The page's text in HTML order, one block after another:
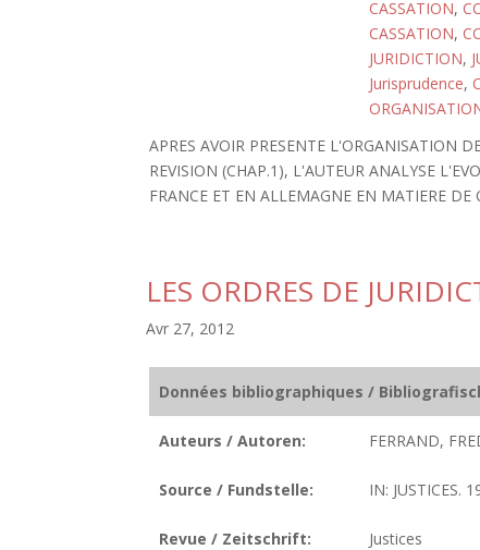
CASSATION,
CASSATION,
JURIDICTION,
Jurisprudence,
APRES AVOIR PRESENTE L'ORGANISATION
REVISION (CHAP.1), L'AUTEUR ANALYSE
FRANCE ET EN ALLEMAGNE EN MATIERE
LES ORDRES DE
Avr 27, 2012
Données bibliographiques /
Auteurs / Autoren: FERRAND,
Source / Fundstelle: IN: JUSTICES.
Revue / Zeitschrift: Justices